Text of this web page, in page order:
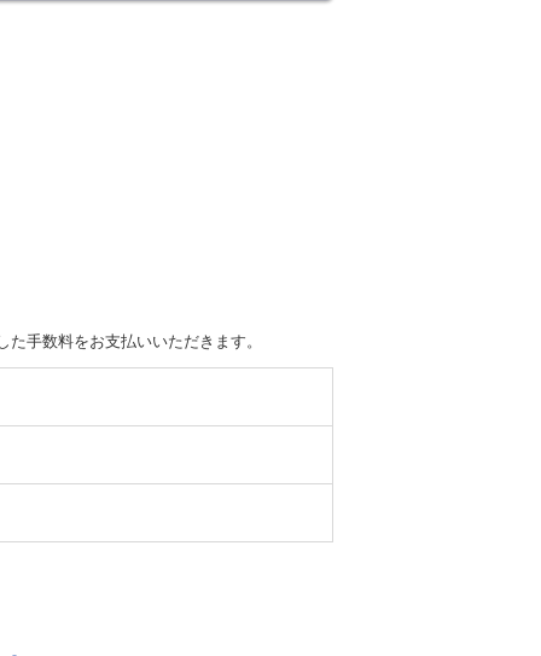
手数料をお支払いいただきます。